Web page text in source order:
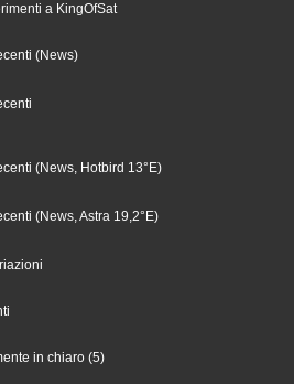
a KingOfSat
(News)
(News, Hotbird 13°E)
(News, Astra 19,2°E)
in chiaro (5)